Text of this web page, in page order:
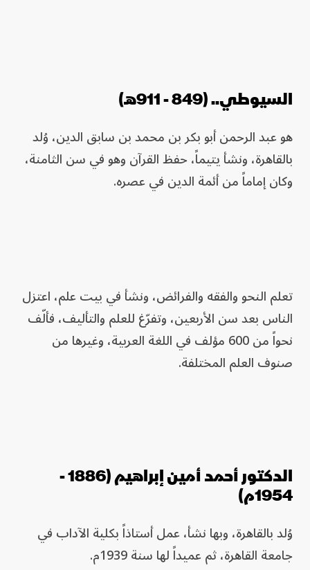
السيوطي.. (849 - 911هـ)
هو عبد الرحمن أبو بكر بن محمد بن سابق الدين، وُلد
بالقاهرة، ونشأ يتيماً، حفظ القرآن وهو في سن الثامنة،
وكان إماماً من أئمة الدين في عصره.
تعلم النحو والفقه والفرائض، ونشأ في بيت علم، اعتزل
الناس بعد سن الأربعين، وتفرّغ للعلم والتأليف، فألّف
نحواً من 600 مؤلف في اللغة العربية، وغيرها من
صنوف العلم المختلفة.
الدكتور أحمد أمين إبراهيم (1886 -
1954م)
وُلد بالقاهرة، وبها نشأ، عمل أستاذاً بكلية الآداب في
جامعة القاهرة، ثم عميداً لها سنة 1939م.